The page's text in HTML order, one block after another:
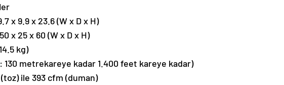
x 9.9 x 23.6 (W x D x H)
x 25 x 60 (W x D x H)
kg)
: 130 metrekareye kadar 1.400 feet kareye kadar)
ile 393 cfm (duman)